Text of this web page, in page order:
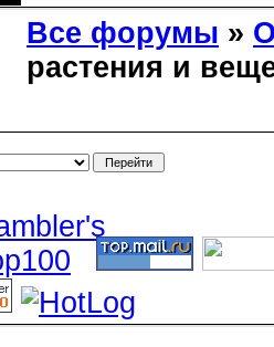
Все форумы »
растения и